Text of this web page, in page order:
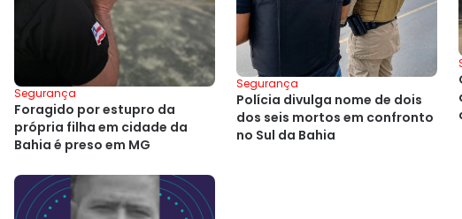
Segurança
Foragido por estupro da
própria filha em cidade da
Bahia é preso em MG
Segurança
Polícia divulga nome de dois
dos seis mortos em confronto
no Sul da Bahia